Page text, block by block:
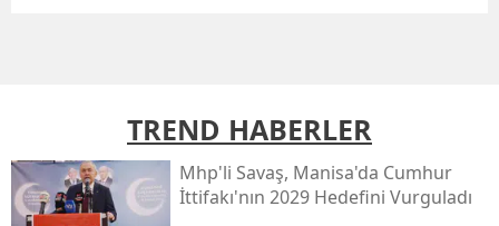
TREND HABERLER
Mhp'li Savaş, Manisa'da Cumhur
İttifakı'nın 2029 Hedefini Vurguladı